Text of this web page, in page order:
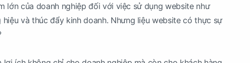
lớn của doanh nghiệp đối với việc sử dụng website như
và thúc đẩy kinh doanh. Nhưng liệu website có thực sự